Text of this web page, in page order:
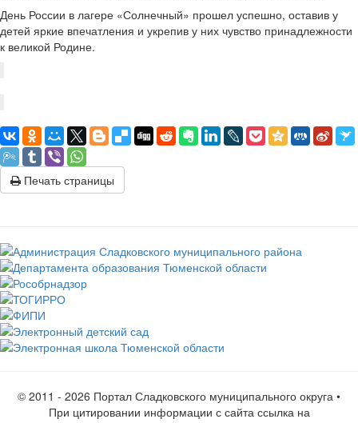
День России в лагере «Солнечный» прошел успешно, оставив у
детей яркие впечатления и укрепив у них чувство принадлежности
к великой Родине.
Печать страницы
© 2011 - 2026 Портал Сладковского муниципального округа •
При цитировании информации с сайта ссылка на